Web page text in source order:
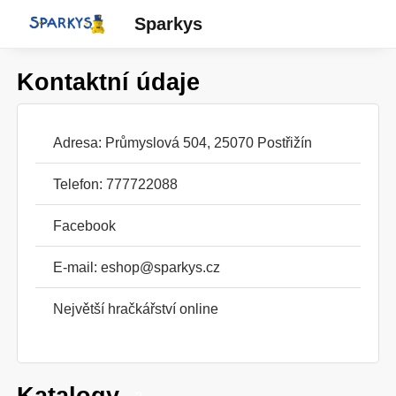
Sparkys
Kontaktní údaje
Adresa: Průmyslová 504, 25070 Postřižín
Telefon: 777722088
Facebook
E-mail: eshop@sparkys.cz
Největší hračkářství online